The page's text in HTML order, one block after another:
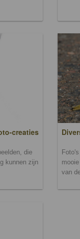
creaties
die
kunnen zijn
van